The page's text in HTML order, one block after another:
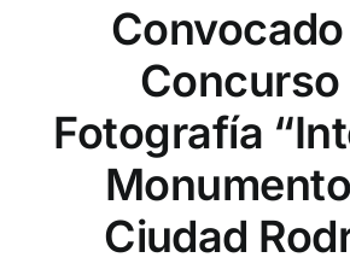
Concurso
Fotografía
Ciudad